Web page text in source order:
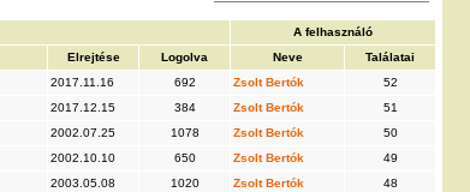
A felhasználó
Elrejtése Logolva Neve
Találatai
2017.11.16 692 Zsolt Bertók
52
2017.12.15 384 Zsolt Bertók
51
2002.07.25 1078 Zsolt Bertók
50
2002.10.10 650 Zsolt Bertók
49
2003.05.08 1020 Zsolt Bertók
48